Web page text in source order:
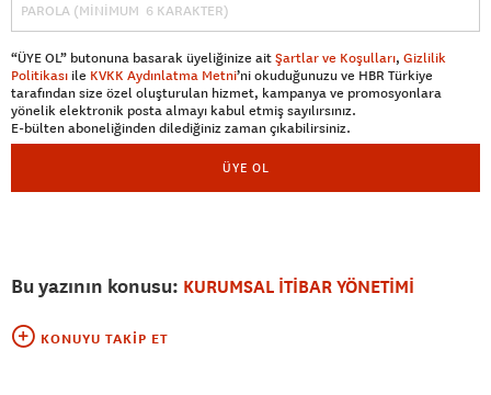
“ÜYE OL” butonuna basarak üyeliğinize aitŞartlar ve Koşulları, Gizlilik
Politikası ile KVKK Aydınlatma Metni’ni okuduğunuzu ve HBR Türkiye
tarafından size özel oluşturulan hizmet, kampanya ve promosyonlara
yönelik elektronik posta almayı kabul etmiş sayılırsınız.
E-bülten aboneliğinden dilediğiniz zaman çıkabilirsiniz.
ÜYE OL
Bu yazının konusu: KURUMSAL İTİBAR YÖNETİMİ
KONUYU TAKIP ET